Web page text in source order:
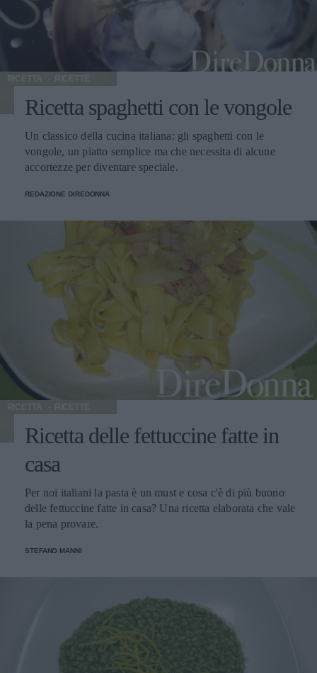
RICETTA
Ricetta spaghetti con le vongole
Un classico della cucina italiana: gli spaghetti con le
vongole, un piatto semplice ma che necessita di alcune
accortezze per diventare speciale.
REDAZIONE DIREDONNA
RICETTA
Ricetta delle fettuccine fatte in
casa
Per noi italiani la pasta è un must e cosa c'è di più buono
delle fettuccine fatte in casa? Una ricetta elaborata che vale
la pena provare.
STEFANO MANNI